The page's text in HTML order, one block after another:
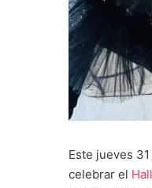
Este jueves
celebrar el